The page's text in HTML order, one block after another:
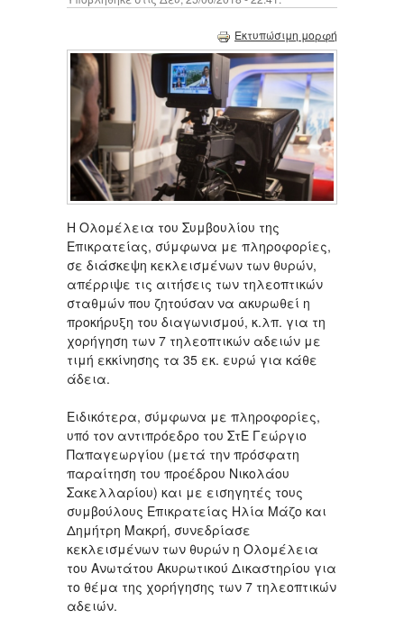
Εκτυπώσιμη μορφή
Η Ολομέλεια του Συμβουλίου της
Επικρατείας, σύμφωνα με πληροφορίες,
σε διάσκεψη κεκλεισμένων των θυρών,
απέρριψε τις αιτήσεις των τηλεοπτικών
σταθμών που ζητούσαν να ακυρωθεί η
προκήρυξη του διαγωνισμού, κ.λπ. για τη
χορήγηση των 7 τηλεοπτικών αδειών με
τιμή εκκίνησης τα 35 εκ. ευρώ για κάθε
άδεια.
Ειδικότερα, σύμφωνα με πληροφορίες,
υπό τον αντιπρόεδρο του ΣτΕ Γεώργιο
Παπαγεωργίου (μετά την πρόσφατη
παραίτηση του προέδρου Νικολάου
Σακελλαρίου) και με εισηγητές τους
συμβούλους Επικρατείας Ηλία Μάζο και
Δημήτρη Μακρή, συνεδρίασε
κεκλεισμένων των θυρών η Ολομέλεια
του Ανωτάτου Ακυρωτικού Δικαστηρίου για
το θέμα της χορήγησης των 7 τηλεοπτικών
αδειών.